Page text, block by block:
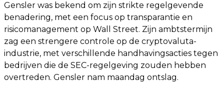
Gensler was bekend om zijn strikte regelgevende
benadering, met een focus op transparantie en
risicomanagement op Wall Street. Zijn ambtstermijn
zag een strengere controle op de cryptovaluta-
industrie, met verschillende handhavingsacties tegen
bedrijven die de SEC-regelgeving zouden hebben
overtreden. Gensler nam maandag ontslag.